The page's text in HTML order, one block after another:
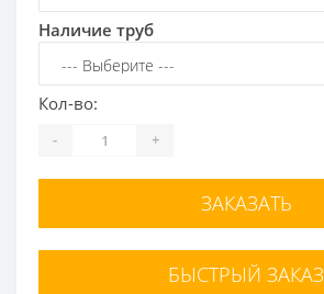
Наличие труб
Кол-во:
- +
ЗАКАЗАТЬ
БЫСТРЫЙ ЗАКАЗ